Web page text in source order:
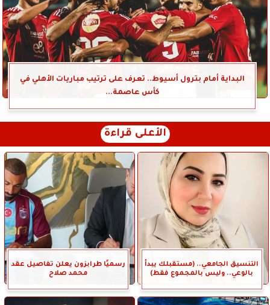
البداية أمام بترول أسيوط.. تعرف على ترتيب مباريات الأهلي في
كأس عاصمة...
الأعلى قراءة
التنسيق الجامعي.. (مستقبلك يبدأ
بالوعي.. وليس بالمجموع فقط)
رسميًا طرابزون يعلن تفاصيل عقد
محمد صلاح